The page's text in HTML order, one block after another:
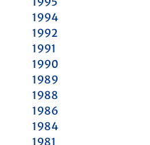
1994
1992
1991
1990
1989
1988
1986
1984
1981